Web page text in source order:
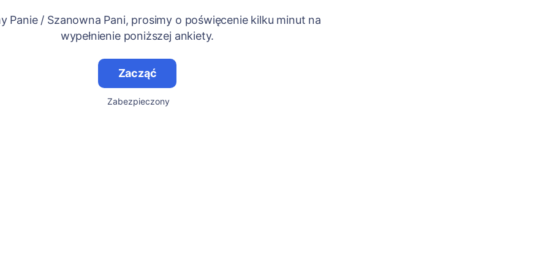
Panie / Szanowna Pani, prosimy o poświęcenie kilku minut na
wypełnienie poniższej ankiety.
Zacząć
Zabezpieczony